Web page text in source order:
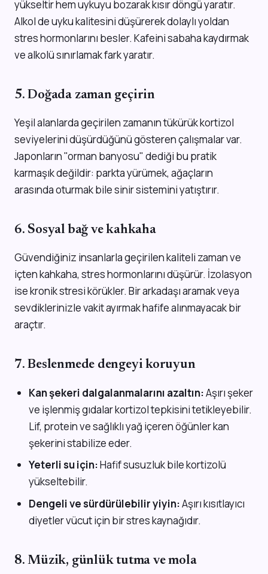
yükseltir hem uykuyu bozarak kısır döngü yaratır.
Alkol de uyku kalitesini düşürerek dolaylı yoldan
stres hormonlarını besler. Kafeini sabaha kaydırmak
ve alkolü sınırlamak fark yaratır.
5. Doğada zaman geçirin
Yeşil alanlarda geçirilen zamanın tükürük kortizol
seviyelerini düşürdüğünü gösteren çalışmalar var.
Japonların "orman banyosu" dediği bu pratik
karmaşık değildir: parkta yürümek, ağaçların
arasında oturmak bile sinir sistemini yatıştırır.
6. Sosyal bağ ve kahkaha
Güvendiğiniz insanlarla geçirilen kaliteli zaman ve
içten kahkaha, stres hormonlarını düşürür. İzolasyon
ise kronik stresi körükler. Bir arkadaşı aramak veya
sevdiklerinizle vakit ayırmak hafife alınmayacak bir
araçtır.
7. Beslenmede dengeyi koruyun
Kan şekeri dalgalanmalarını azaltın:Aşırı şeker
ve işlenmiş gıdalar kortizol tepkisini tetikleyebilir.
Lif, protein ve sağlıklı yağ içeren öğünler kan
şekerini stabilize eder.
Yeterli su için:Hafif susuzluk bile kortizolü
yükseltebilir.
Dengeli ve sürdürülebilir yiyin:Aşırı kısıtlayıcı
diyetler vücut için bir stres kaynağıdır.
8. Müzik, günlük tutma ve mola